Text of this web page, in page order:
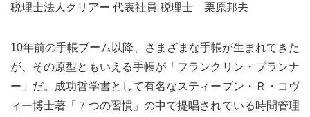
税理士法人クリアー 代表社員 税理士 栗原邦夫
10年前の手帳ブーム以降、さまざまな手帳が生まれてきた
が、その原型ともいえる手帳が「フランクリン・プランナ
ー」だ。成功哲学書として有名なスティーブン・Ｒ・コヴ
ィー博士著「７つの習慣」の中で提唱されている時間管理